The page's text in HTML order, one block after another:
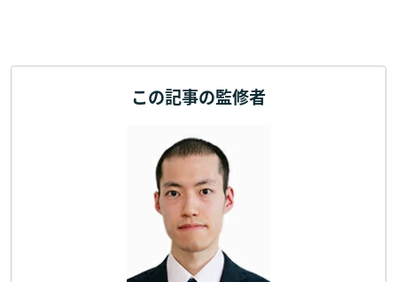
この記事の監修者